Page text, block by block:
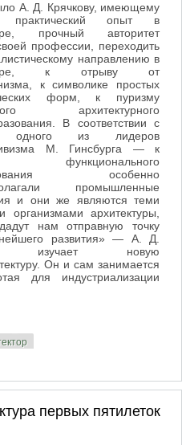
А. Д. Крячкову, имеющему
практический опыт в
прочный авторитет
профессии, переходить
направлению в
к отрыву от
к символике простых
форм, к пуризму
архитектурного
В соответствии с
одного из лидеров
М. Гинсбурга — к
функционального
особенно
промышленные
и они же являются теми
организмами архитектуры,
нам отправную точку
развития» — А. Д.
изучает новую
Он и сам занимается
для индустриализации
первых пятилеток